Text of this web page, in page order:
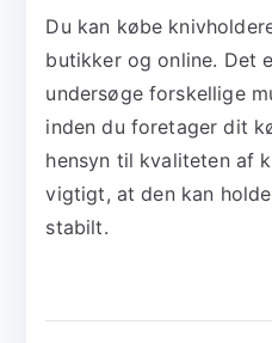
Du kan købe
butikker og online. Det
undersøge forskellige
inden du foretager dit
hensyn til kvaliteten af
vigtigt, at den kan
stabilt.